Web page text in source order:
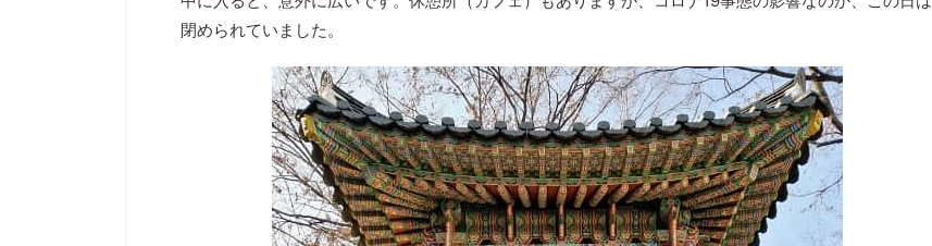
閉められていました。